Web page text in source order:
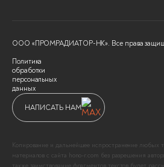
ООО «ПРОМРАДИАТОР-НК». Все права
Политика
обработки
персональных
данных
НАПИСАТЬ НАМ
Копирование и дальнейшее испространение любых
материалов с сайта hono-r.com без разрешения